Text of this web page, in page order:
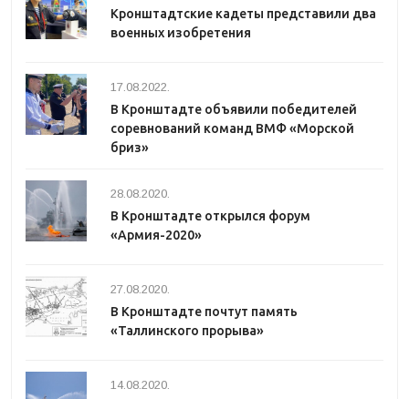
Кронштадтские кадеты представили два
военных изобретения
17.08.2022.
В Кронштадте объявили победителей
соревнований команд ВМФ «Морской
бриз»
28.08.2020.
В Кронштадте открылся форум
«Армия-2020»
27.08.2020.
В Кронштадте почтут память
«Таллинского прорыва»
14.08.2020.